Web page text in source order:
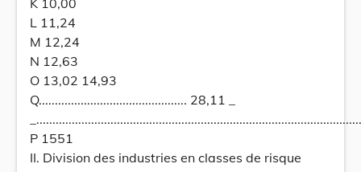
K 10,00
L 11,24
M 12,24
N 12,63
O 13,02 14,93
Q.............................................. 28,11 _
P 1551
II. Division des industries en classes de risque